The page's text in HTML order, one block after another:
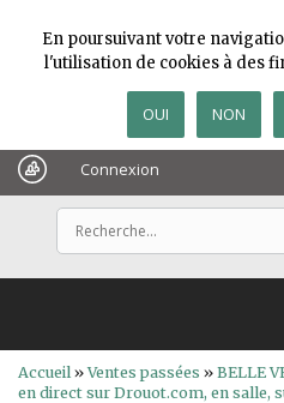
Connexion
Accueil»Ventes passées » BELLE
en direct sur Drouot.com, en salle,
En poursuivant votre
l'utilisation de cookies à des
OUI NON